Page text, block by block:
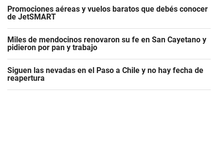
Promociones aéreas y vuelos baratos que debés conocer
de JetSMART
Miles de mendocinos renovaron su fe en San Cayetano y
pidieron por pan y trabajo
Siguen las nevadas en el Paso a Chile y no hay fecha de
reapertura